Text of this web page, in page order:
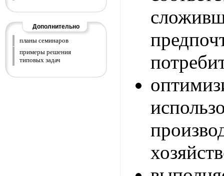
Дополнительно
планы семинаров
примеры решения
типовых задач